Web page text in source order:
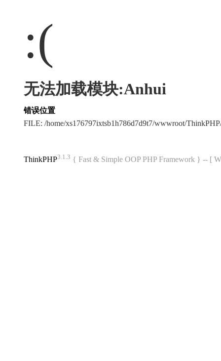
:(
无法加载模块:Anhui
错误位置
FILE: /home/xs176797ixtsb1h786d7d9t7/wwwroot/
ThinkPHP3.1.3 { Fast & Simple OOP PHP Framework } -- [